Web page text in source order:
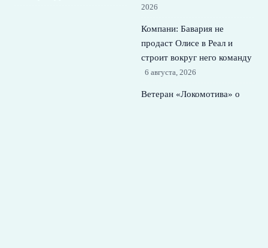
2026
Компани: Бавария не
продаст Олисе в Реал и
строит вокруг него команду
6 августа, 2026
Ветеран «Локомотива» о